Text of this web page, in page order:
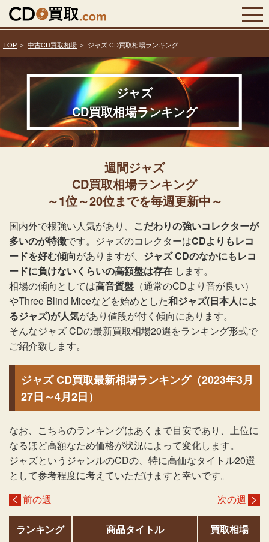
TOP 中古CD買取相場 ジャズ CD買取相場ランキング
ジャズ
CD買取相場ランキング
週間ジャズ
CD買取相場ランキング
～1位～20位までを毎週更新中～
国内外で根強い人気があり、 こだわりの強いコレクターが
多いのが特徴です。ジャズのコレクターはCDよりもレコ
ードを好む傾向がありますが、 ジャズ CDのなかにもレコ
ードに負けないくらいの高額盤は存在 します。
相場の傾向としては高音質盤 （通常のCDより音が良い）
やThree Blind Miceなどを始めとした和ジャズ(日本人によ
るジャズ)が人気があり値段が付く傾向にあります。
そんなジャズ CDの最新買取相場20選をランキング形式で
ご紹介致します。
ジャズ CD買取最新相場ランキング（2023年3月
27日～4月2日）
なお、こちらのランキングはあくまで目安であり、上位に
なるほど高額なため価格が状況によって変化します。
ジャズというジャンルのCDの、特に高価なタイトル20選
として参考程度に考えていただけますと幸いです。
前の週
次の週
ランキング 商品タイトル 買取相場